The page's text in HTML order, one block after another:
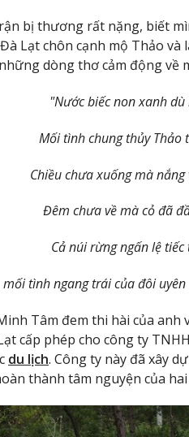
bị thương rất nặng, biết
Lạt chôn cạnh mộ Thảo
dòng thơ cảm động về
"Nước biếc non xanh
Mối tình chung thủy Thảo
Chiều chưa xuống mà
Đêm chưa về mà cỏ đã
Cả núi rừng ngấn lệ tiếc
mối tình ngang trái của đôi
Tâm đem thi hài của anh
cấp phép cho công ty
du lịch. Công ty này đã xây
thành tâm nguyện của